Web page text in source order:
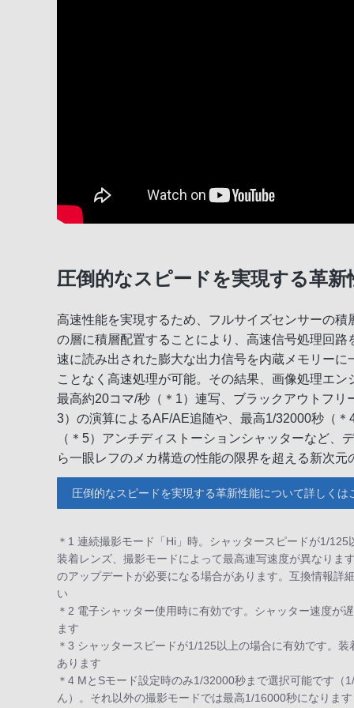
圧倒的なスピードを実現する革新
高速性能を実現するため、フルサイズセンサーの
の層に積層配置することにより、高速信号処理回
速に読み出された膨大な出力信号を内蔵メモリー
ことなく高速処理が可能。その結果、画像処理エ
最高約20コマ/秒（＊1）連写、ブラックアウトフ
3）の演算によるAF/AE追随や、最高1/32000秒（
（＊5）アンチディストーションシャッターなど、
ら一眼レフのメカ構造の性能の限界を超える新次
圧倒的なスピードを実現する革新性能について詳しくは
＊1 連続撮影モード「Hi」時。シャッタースピードが1/
装着レンズ、撮影モードによって最高連写速度が異なりま
のアップデートが必要になる場合があります。互換情報詳
い
＊2 電子シャッター使用時に有効です。シャッター速度が
ます
＊3 シャッタースピードが1/125以上の場合に有効です。
あります
＊4 MとSモード設定時のみ1/32000秒まで選択可能です
ん）。それ以外の撮影モードでは最高1/16000秒になります